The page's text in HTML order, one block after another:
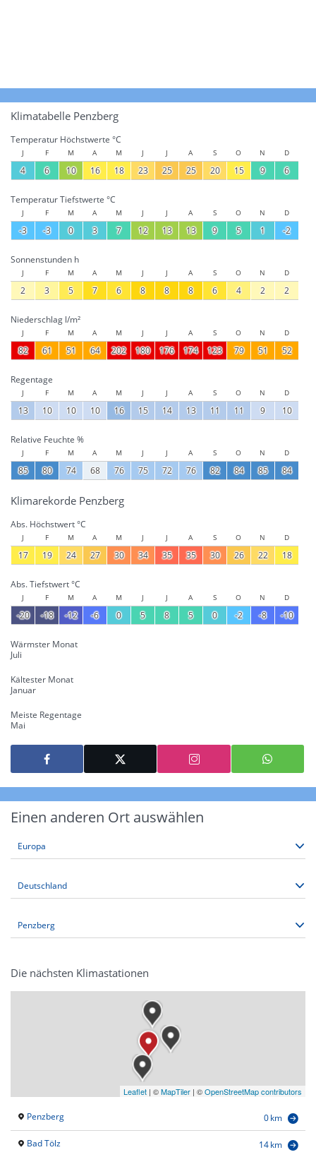
Klimatabelle Penzberg
Temperatur Höchstwerte °C
J F M A M J J A S O N D
4 6 10 16 18 23 25 25 20 15 9 6
Temperatur Tiefstwerte °C
J F M A M J J A S O N D
-3 -3 0 3 7 12 13 13 9 5 1 -2
Sonnenstunden h
J F M A M J J A S O N D
2 3 5 7 6 8 8 8 6 4 2 2
Niederschlag l/m²
J F M A M J J A S O N D
82 61 51 64 202 180 176 174 123 79 51 52
Regentage
J F M A M J J A S O N D
13 10 10 10 16 15 14 13 11 11 9 10
Relative Feuchte %
J F M A M J J A S O N D
85 80 74 68 76 75 72 76 82 84 85 84
Klimarekorde Penzberg
Abs. Höchstwert °C
J F M A M J J A S O N D
17 19 24 27 30 34 35 35 30 26 22 18
Abs. Tiefstwert °C
J F M A M J J A S O N D
-20 -18 -12 -6 0 5 8 5 0 -2 -8 -10
Wärmster Monat
Juli
Kältester Monat
Januar
Meiste Regentage
Mai
Einen anderen Ort auswählen
Die nächsten Klimastationen
Leaflet | ©MapTiler | ©OpenStreetMap contributors
Penzberg 0 km
Bad Tölz 14 km